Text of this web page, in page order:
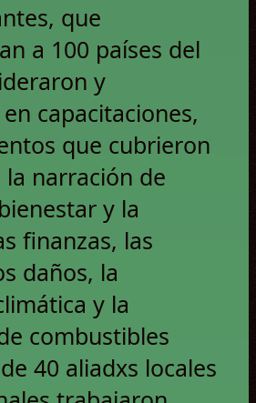
que
a 100 países del
y
capacitaciones,
que cubrieron
narración de
y la
finanzas, las
daños, la
y la
combustibles
40 aliadxs locales